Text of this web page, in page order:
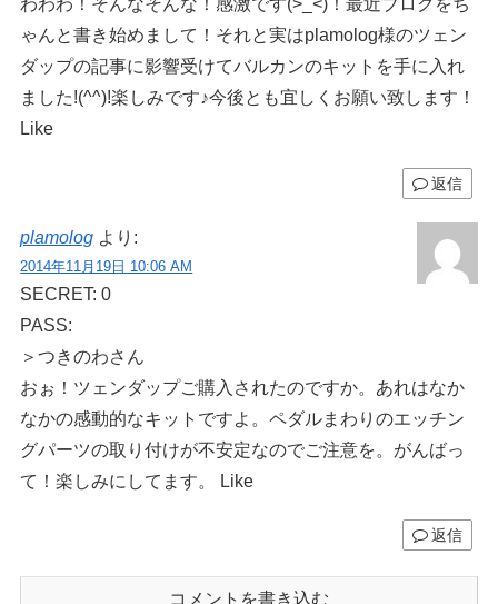
わわわ！そんなそんな！感激です(>_<)！最近ブログをち
ゃんと書き始めまして！それと実はplamolog様のツェン
ダップの記事に影響受けてバルカンのキットを手に入れ
ました!(^^)!楽しみです♪今後とも宜しくお願い致します！
Like
返信
plamolog より:
2014年11月19日 10:06 AM
SECRET: 0
PASS:
＞つきのわさん
おぉ！ツェンダップご購入されたのですか。あれはなか
なかの感動的なキットですよ。ペダルまわりのエッチン
グパーツの取り付けが不安定なのでご注意を。がんばっ
て！楽しみにしてます。 Like
返信
コメントを書き込む